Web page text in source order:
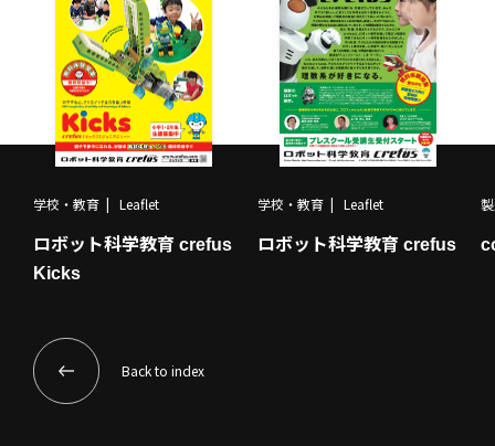
学校・教育 Leaflet
ロボット科学教育 crefus
Kicks
学校・教育 Leaflet
ロボット科学教育 crefus
Back to index